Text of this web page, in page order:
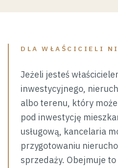
DLA WŁAŚCICIELI
Jeżeli jesteś
inwestycyjnego,
albo terenu, który
pod inwestycję
usługową, kancelaria
przygotowaniu
sprzedaży. Obejmuje